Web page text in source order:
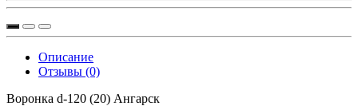
Описание
Отзывы (0)
Воронка d-120 (20) Ангарск